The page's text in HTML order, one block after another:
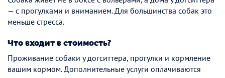
— с прогулками и вниманием. Для большинства собак это
меньше стресса.
Что входит в стоимость?
Проживание собаки у догситтера, прогулки и кормление
вашим кормом. Дополнительные услуги оплачиваются